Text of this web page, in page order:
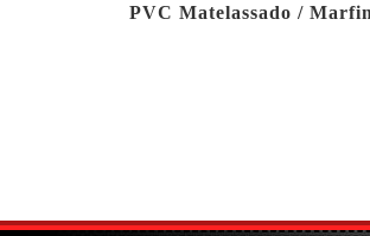
PVC Matelassado /